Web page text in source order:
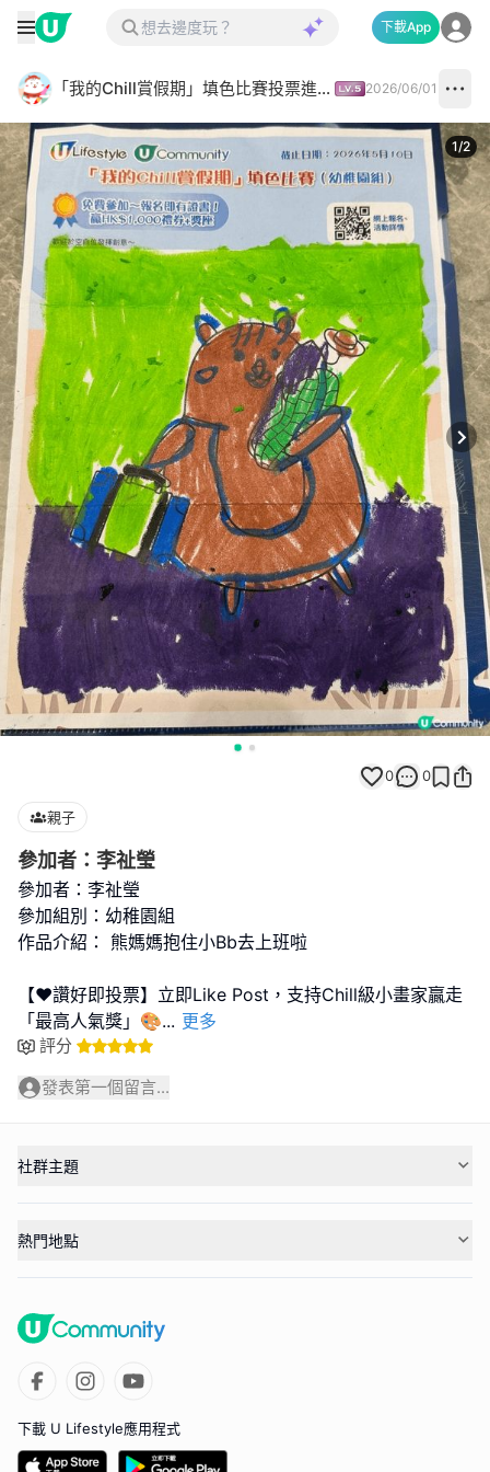
下載App
「我的Chill賞假期」填色比賽投票進行中✅ 2026/06/01
1/2
0 0
親子
參加者：李祉瑩
參加者：李祉瑩
參加組別：幼稚園組
作品介紹： 熊媽媽抱住小Bb去上班啦
【❤️讚好即投票】立即Like Post，支持Chill級小畫家贏走
「最高人氣獎」🎨... 更多
評分
發表第一個留言...
社群主題
熱門地點
下載 U Lifestyle應用程式